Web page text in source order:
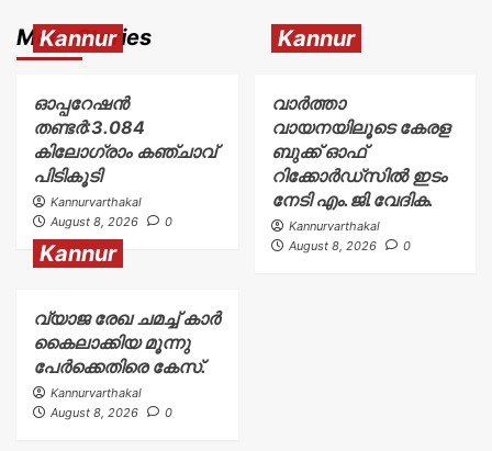
More Stories
Kannur
ഓപ്പറേഷൻ
തണ്ടർ:3.084
കിലോഗ്രാം കഞ്ചാവ്
പിടികൂടി
Kannurvarthakal
August 8, 2026
0
Kannur
വാർത്താ
വായനയിലൂടെ കേരള
ബുക്ക് ഓഫ്
റിക്കോർഡ്സിൽ ഇടം
നേടി എം.ജി.വേദിക.
Kannurvarthakal
August 8, 2026
0
Kannur
വ്യാജ രേഖ ചമച്ച് കാർ
കൈലാക്കിയ മൂന്നു
പേർക്കെതിരെ കേസ്.
Kannurvarthakal
August 8, 2026
0